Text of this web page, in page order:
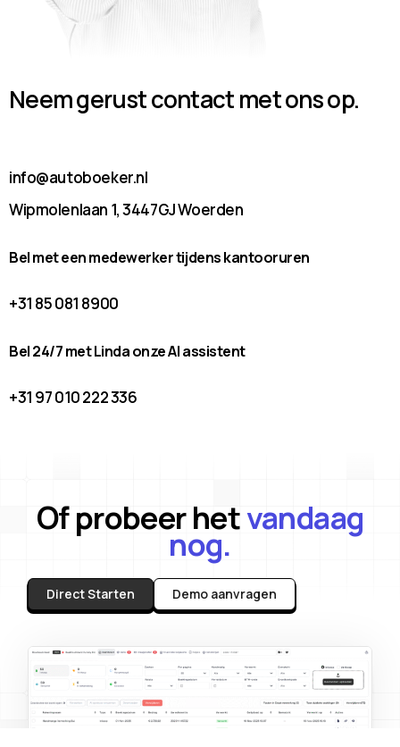
Neem gerust contact met ons op.
info@autoboeker.nl
Wipmolenlaan 1, 3447GJ Woerden
Bel met een medewerker tijdens kantooruren
+31 85 081 8900
Bel 24/7 met Linda onze AI assistent
+31 97 010 222 336
Of probeer hetvandaag
nog.
Direct Starten Demo aanvragen